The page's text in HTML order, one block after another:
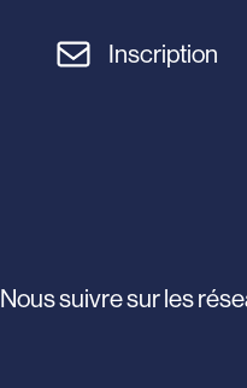
Inscription
Nous suivre sur les